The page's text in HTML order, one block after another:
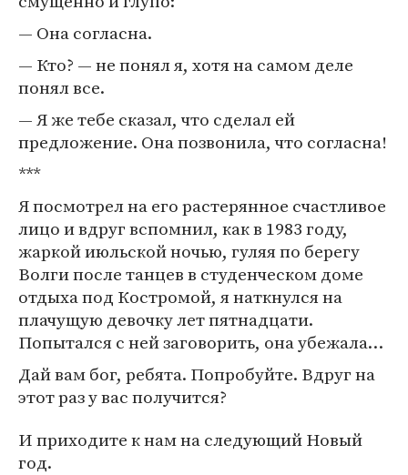
— Она согласна.
— Кто? — не понял я, хотя на самом деле
понял все.
— Я же тебе сказал, что сделал ей
предложение. Она позвонила, что согласна!
***
Я посмотрел на его растерянное счастливое
лицо и вдруг вспомнил, как в 1983 году,
жаркой июльской ночью, гуляя по берегу
Волги после танцев в студенческом доме
отдыха под Костромой, я наткнулся на
плачущую девочку лет пятнадцати.
Попытался с ней заговорить, она убежала…
Дай вам бог, ребята. Попробуйте. Вдруг на
этот раз у вас получится?
И приходите к нам на следующий Новый
год.